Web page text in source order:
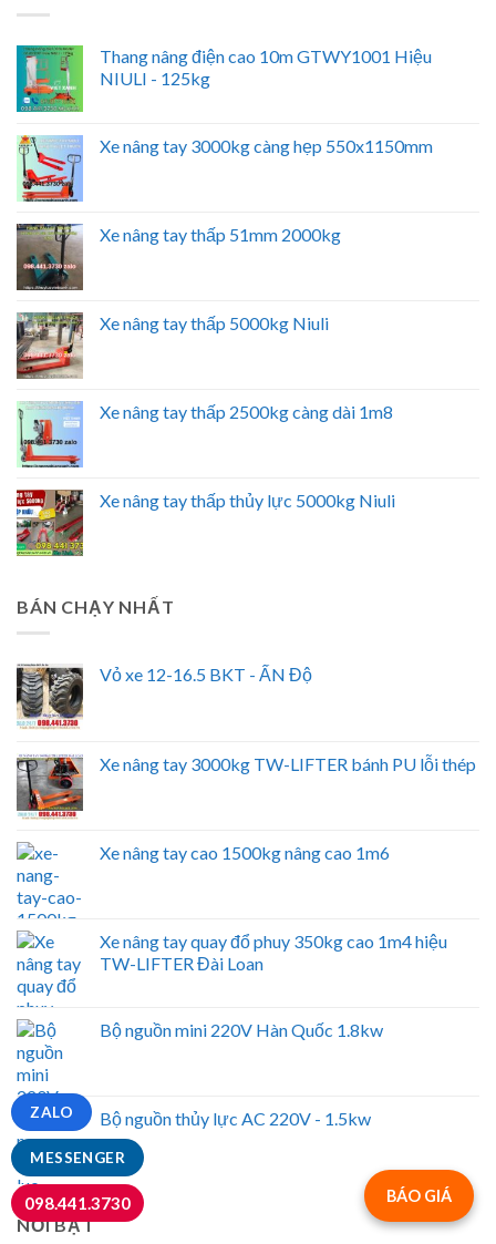
Thang nâng điện cao 10m GTWY1001 Hiệu
NIULI - 125kg
Xe nâng tay 3000kg càng hẹp 550x1150mm
Xe nâng tay thấp 51mm 2000kg
Xe nâng tay thấp 5000kg Niuli
Xe nâng tay thấp 2500kg càng dài 1m8
Xe nâng tay thấp thủy lực 5000kg Niuli
BÁN CHẠY NHẤT
Vỏ xe 12-16.5 BKT - ẤN Độ
Xe nâng tay 3000kg TW-LIFTER bánh PU lỗi thép
Xe nâng tay cao 1500kg nâng cao 1m6
Xe nâng tay quay đổ phuy 350kg cao 1m4 hiệu
TW-LIFTER Đài Loan
Bộ nguồn mini 220V Hàn Quốc 1.8kw
Bộ nguồn thủy lực AC 220V - 1.5kw
NỔI BẬT
BÁO GIÁ
MESSENGER
ZALO
098.441.3730